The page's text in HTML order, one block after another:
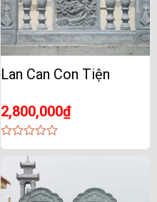
Lan Can Con Tiện
2,800,000₫
0
5